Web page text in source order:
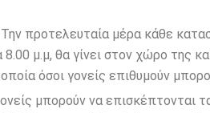
προτελευταία μέρα κάθε
μ.μ, θα γίνει στον χώρο της
όσοι γονείς επιθυμούν
μπορούν να επισκέπτονται